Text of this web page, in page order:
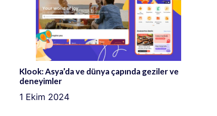
Klook: Asya’da ve dünya çapında geziler ve
deneyimler
1 Ekim 2024